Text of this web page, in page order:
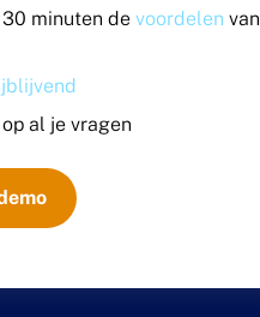
30 minuten devoordelen van
op al je vragen